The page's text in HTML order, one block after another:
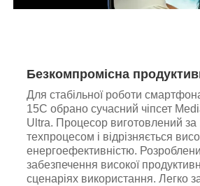
Безкомпромісна
Для стабільної роботи
15C обрано сучасний чіпсет
Ultra. Процесор виготовлений за
техпроцесом і відрізняється
енергоефективністю.
забезпечення високої
сценаріях використання. Легко